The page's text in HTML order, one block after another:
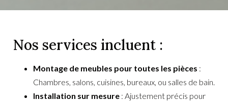
Nos services incluent :
Montage de meubles pour toutes les pièces :
Chambres, salons, cuisines, bureaux, ou salles de bain.
Installation sur mesure : Ajustement précis pour